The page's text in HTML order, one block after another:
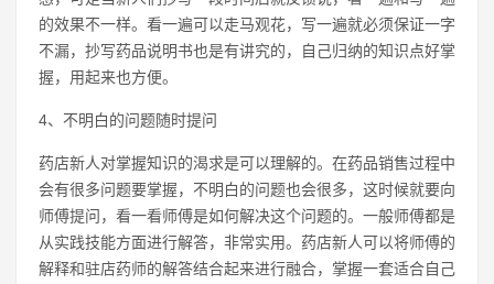
的效果不一样。看一遍可以走马观花，写一遍就必须保证一字
不漏，抄写药品说明书也是有讲究的，自己归纳的知识点好掌
握，用起来也方便。
4、不明白的问题随时提问
药店新人对掌握知识的渴求是可以理解的。在药品销售过程中
会有很多问题要掌握，不明白的问题也会很多，这时候就要向
师傅提问，看一看师傅是如何解决这个问题的。一般师傅都是
从实践技能方面进行解答，非常实用。药店新人可以将师傅的
解释和驻店药师的解答结合起来进行融合，掌握一套适合自己